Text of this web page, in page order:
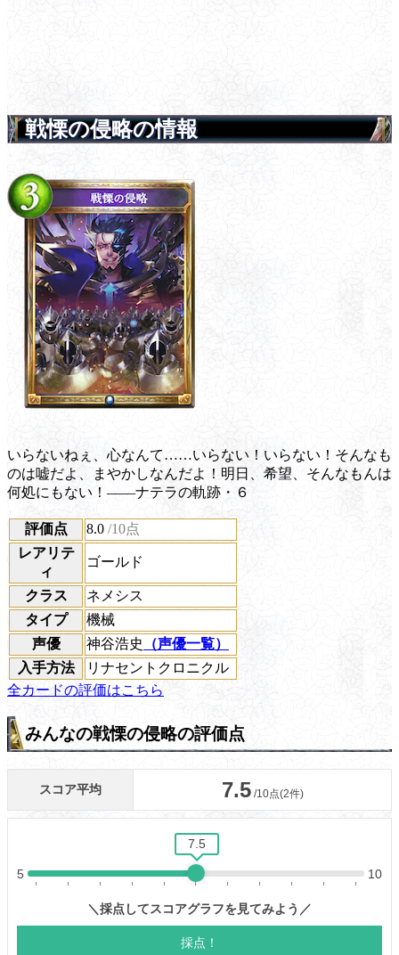
戦慄の侵略の情報
いらないねぇ、心なんて……いらない！いらない！そんなも
のは嘘だよ、まやかしなんだよ！明日、希望、そんなもんは
何処にもない！――ナテラの軌跡・６
評価点 8.0 /10点
レアリテ
ィ
ゴールド
クラス
ネメシス
タイプ
機械
声優
神谷浩史
（声優一覧）
入手方法
リナセントクロニクル
全カードの評価はこちら
みんなの戦慄の侵略の評価点